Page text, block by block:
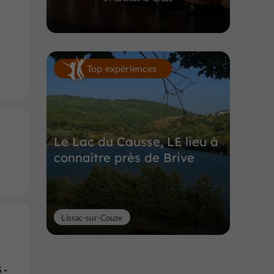
-
Top expériences
Le Lac du Causse, LE lieu à
connaître près de Brive
Lissac-sur-Couze